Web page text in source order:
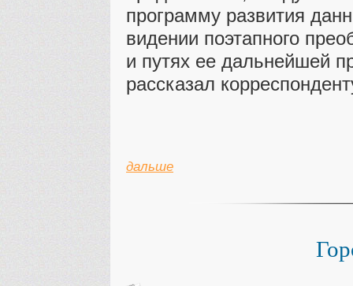
программу развития
видении поэтапного
и путях ее дальнейшей
рассказал
дальше